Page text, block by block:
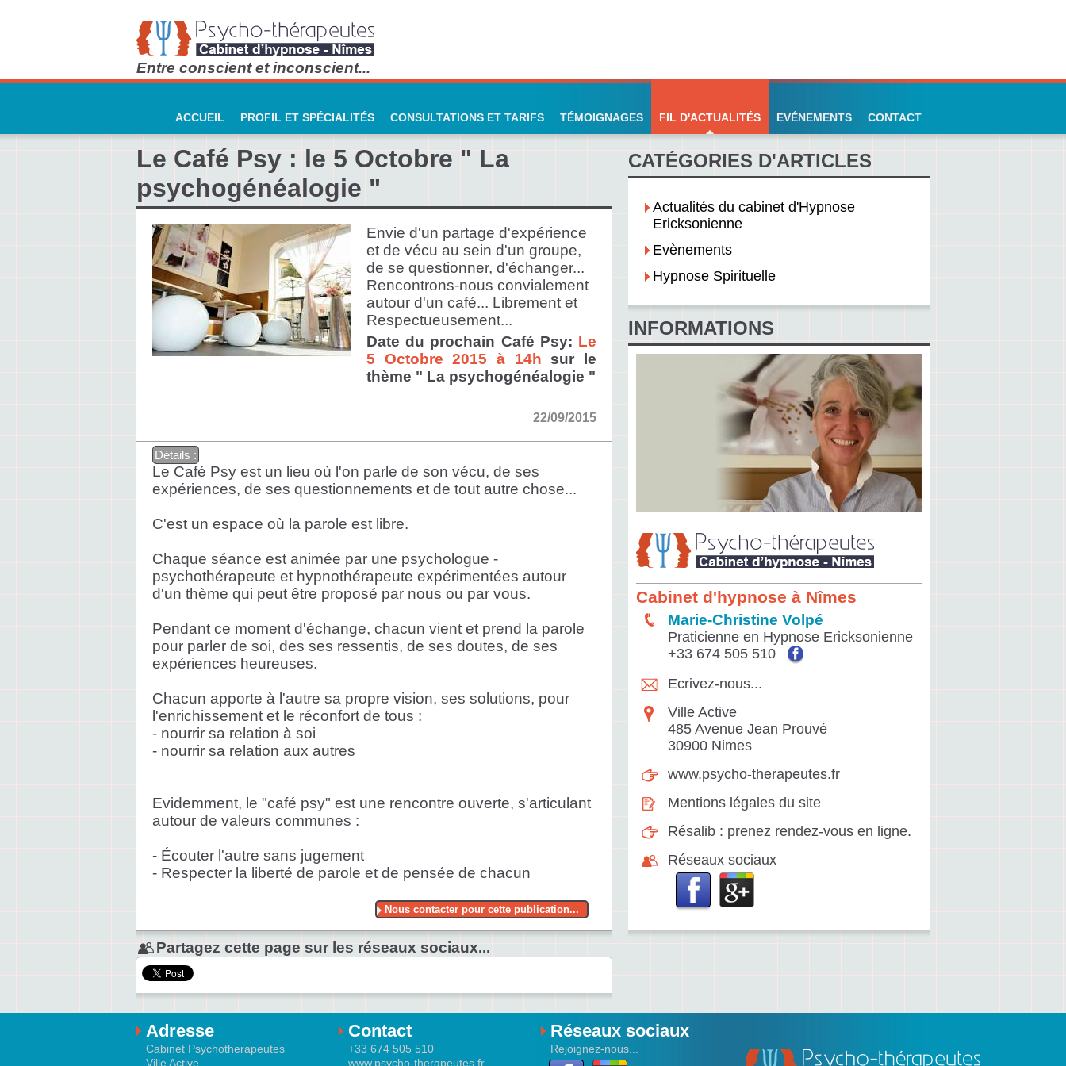
Entre conscient et inconscient...
ACCUEIL PROFIL ET SPÉCIALITÉS CONSULTATIONS ET TARIFS TÉMOIGNAGES FIL D'ACTUALITÉS EVÉNEMENTS CONTACT
Le Café Psy : le 5 Octobre " La
psychogénéalogie "
Envie d'un partage d'expérience
et de vécu au sein d'un groupe,
de se questionner, d'échanger...
Rencontrons-nous convialement
autour d'un café... Librement et
Respectueusement...
Date du prochain Café Psy: Le
5 Octobre 2015 à 14h sur le
thème " La psychogénéalogie "
22/09/2015
Détails :
Le Café Psy est un lieu où l'on parle de son vécu, de ses
expériences, de ses questionnements et de tout autre chose...
C'est un espace où la parole est libre.
Chaque séance est animée par une psychologue -
psychothérapeute et hypnothérapeute expérimentées autour
d'un thème qui peut être proposé par nous ou par vous.
Pendant ce moment d'échange, chacun vient et prend la parole
pour parler de soi, des ses ressentis, de ses doutes, de ses
expériences heureuses.
Chacun apporte à l'autre sa propre vision, ses solutions, pour
l'enrichissement et le réconfort de tous :
- nourrir sa relation à soi
- nourrir sa relation aux autres
Evidemment, le "café psy" est une rencontre ouverte, s'articulant
autour de valeurs communes :
- Écouter l'autre sans jugement
- Respecter la liberté de parole et de pensée de chacun
Nous contacter pour cette publication...
Partagez cette page sur les réseaux sociaux...
CATÉGORIES D'ARTICLES
Actualités du cabinet d'Hypnose
Ericksonienne
Evènements
Hypnose Spirituelle
INFORMATIONS
Cabinet d'hypnose à Nîmes
Marie-Christine Volpé
Praticienne en Hypnose Ericksonienne
+33 674 505 510
Ecrivez-nous...
Ville Active
485 Avenue Jean Prouvé
30900 Nimes
www.psycho-therapeutes.fr
Mentions légales du site
Résalib : prenez rendez-vous en ligne.
Réseaux sociaux
Adresse
Cabinet Psychotherapeutes
Ville Active
Contact
+33 674 505 510
www.psycho-therapeutes.fr
Réseaux sociaux
Rejoignez-nous...